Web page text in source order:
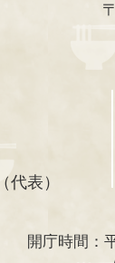
表）
開庁時間：